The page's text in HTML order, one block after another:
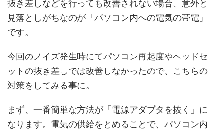
抜き差しなどを行っても改善されない場合、意外と
見落としがちなのが「パソコン内への電気の帯電」
です。
今回のノイズ発生時にてパソコン再起度やヘッドセ
ットの抜き差しでは改善しなかったので、こちらの
対策をしてみる事に。
まず、一番簡単な方法が「電源アダプタを抜く」に
なります。電気の供給をとめることで、パソコン内